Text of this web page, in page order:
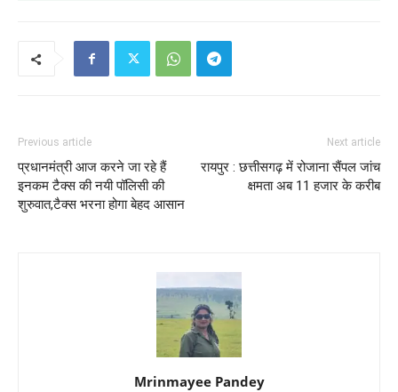
Previous article
प्रधानमंत्री आज करने जा रहे हैं
इनकम टैक्स की नयी पॉलिसी की
शुरुवात,टैक्स भरना होगा बेहद आसान
Next article
रायपुर : छत्तीसगढ़ में रोजाना सैंपल जांच
क्षमता अब 11 हजार के करीब
Mrinmayee Pandey